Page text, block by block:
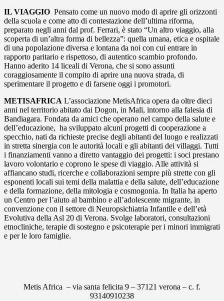
IL VIAGGIO Pensato come un nuovo modo di aprire gli orizzonti
della scuola e come atto di contestazione dell’ultima riforma,
preparato negli anni dal prof. Ferrari, è stato “Un altro viaggio, alla
scoperta di un’altra forma di bellezza”: quella umana, etica e ospitale
di una popolazione diversa e lontana da noi con cui entrare in
rapporto paritario e rispettoso, di autentico scambio profondo.
Hanno aderito 14 liceali di Verona, che si sono assunti
coraggiosamente il compito di aprire una nuova strada, di
sperimentare il progetto e di farsene oggi i promotori.
METISAFRICA L’associazione MetisAfrica opera da oltre dieci
anni nel territorio abitato dai Dogon, in Mali, intorno alla falesia di
Bandiagara. Fondata da amici che operano nel campo della salute e
dell’educazione, ha sviluppato alcuni progetti di cooperazione a
specchio, nati da richieste precise degli abitanti del luogo e realizzati
in stretta sinergia con le autorità locali e gli abitanti dei villaggi. Tutti
i finanziamenti vanno a diretto vantaggio dei progetti: i soci prestano
lavoro volontario e coprono le spese di viaggio. Alle attività si
affiancano studi, ricerche e collaborazioni sempre più strette con gli
esponenti locali sui temi della malattia e della salute, dell’educazione
e della formazione, della mitologia e cosmogonia. In Italia ha aperto
un Centro per l’aiuto al bambino e all’adolescente migrante, in
convenzione con il settore di Neuropsichiatria Infantile e dell’età
Evolutiva della Asl 20 di Verona. Svolge laboratori, consultazioni
etnocliniche, terapie di sostegno e psicoterapie per i minori immigrati
e per le loro famiglie.
Metis Africa – via santa felicita 9 – 37121 verona – c. f.
93140910238